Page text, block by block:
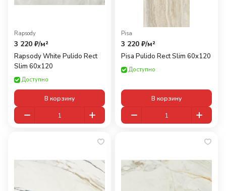
Rapsody
3 220 ₽/м²
Rapsody White Pulido Rect
Slim 60x120
Доступно
В корзину
Pisa
3 220 ₽/м²
Pisa Pulido Rect Slim 60x120
Доступно
В корзину